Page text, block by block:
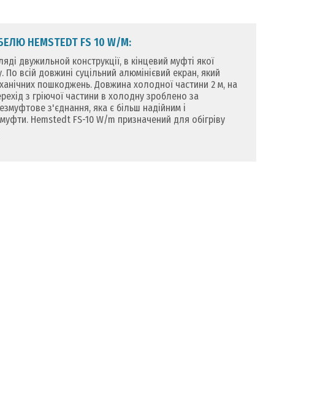
HEMSTEDT FS 10 W/M:
двужильной конструкції, в кінцевий муфті якої
всій довжині суцільний алюмінієвий екран, який
пошкоджень. Довжина холодної частини 2 м, на
з гріючої частини в холодну зроблено за
з'єднання, яка є більш надійним і
Hemstedt FS-10 W/m призначений для обігріву